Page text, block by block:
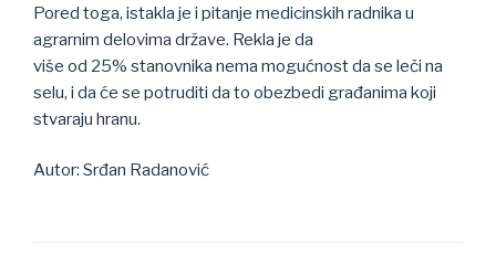
Pored toga, istakla je i pitanje medicinskih radnika u
agrarnim delovima države. Rekla je da
više od 25% stanovnika nema mogućnost da se leči na
selu, i da će se potruditi da to obezbedi građanima koji
stvaraju hranu.
Autor: Srđan Radanović